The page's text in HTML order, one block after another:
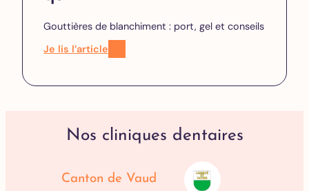
Gouttières de blanchiment : port, gel et conseils
Je lis l’article
Nos cliniques dentaires
Canton de Vaud